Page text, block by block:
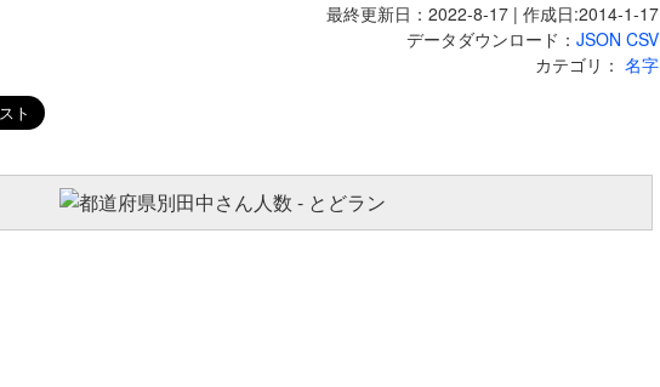
最終更新日：2022-8-17 | 作成日:2014-1-17
データダウンロード： JSON CSV
カテゴリ： 名字